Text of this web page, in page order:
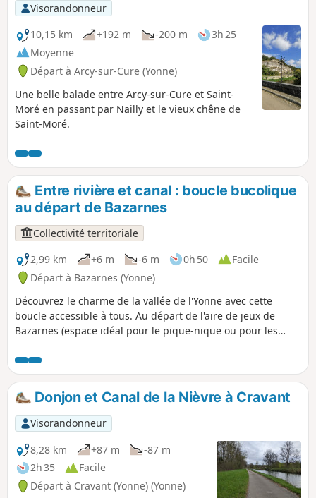
Visorandonneur
10,15 km
+192 m -200 m
3h 25
Moyenne
Départ à Arcy-sur-Cure (Yonne)
Une belle balade entre Arcy-sur-Cure et Saint-
Moré en passant par Nailly et le vieux chêne de
Saint-Moré.
Entre rivière et canal : boucle bucolique
au départ de Bazarnes
Collectivité territoriale
2,99 km
+6 m -6 m 0h 50
Facile
Départ à Bazarnes (Yonne)
Découvrez le charme de la vallée de l'Yonne avec cette
boucle accessible à tous. Au départ de l'aire de jeux de
Bazarnes (espace idéal pour le pique-nique ou pour les
au plus près de l'eau. Vous longerez d'abord les rives
sauvages de l'Yonne, avant de rejoindre le calme du Canal
du Nivernais et son chemin de halage. Un itinéraire idéal à
faire en famille pour observer la faune aquatique, les
passages d'écluses et profiter d'un moment de sérénité en
pleine nature.
Donjon et Canal de la Nièvre à Cravant
Visorandonneur
8,28 km
+87 m
-87 m
2h 35
Facile
Départ à Cravant (Yonne) (Yonne)